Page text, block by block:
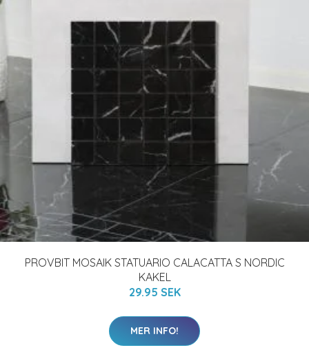
PROVBIT MOSAIK STATUARIO CALACATTA S NORDIC
KAKEL
29.95 SEK
MER INFO!